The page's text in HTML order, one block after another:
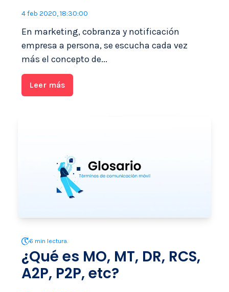
4 feb 2020, 18:30:00
En marketing, cobranza y notificación
empresa a persona, se escucha cada vez
más el concepto de...
Leer más
6 min lectura.
¿Qué es MO, MT, DR, RCS,
A2P, P2P, etc?